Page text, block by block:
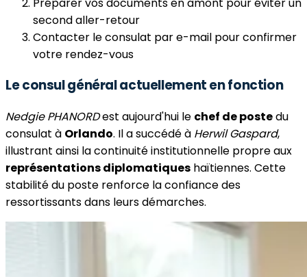
second aller-retour
Contacter le consulat par e-mail pour confirmer
votre rendez-vous
Le consul général actuellement en fonction
Nedgie PHANORDest aujourd'hui le chef de postedu
consulat à Orlando. Il a succédé à Herwil Gaspard,
illustrant ainsi la continuité institutionnelle propre aux
représentations diplomatiques haïtiennes. Cette
stabilité du poste renforce la confiance des
ressortissants dans leurs démarches.